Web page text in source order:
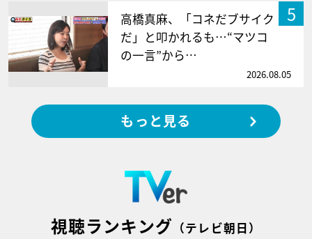
5
高橋真麻、「コネだブサイク
だ」と叩かれるも…“マツコ
の一言”から…
2026.08.05
もっと見る
視聴ランキング （テレビ朝日）